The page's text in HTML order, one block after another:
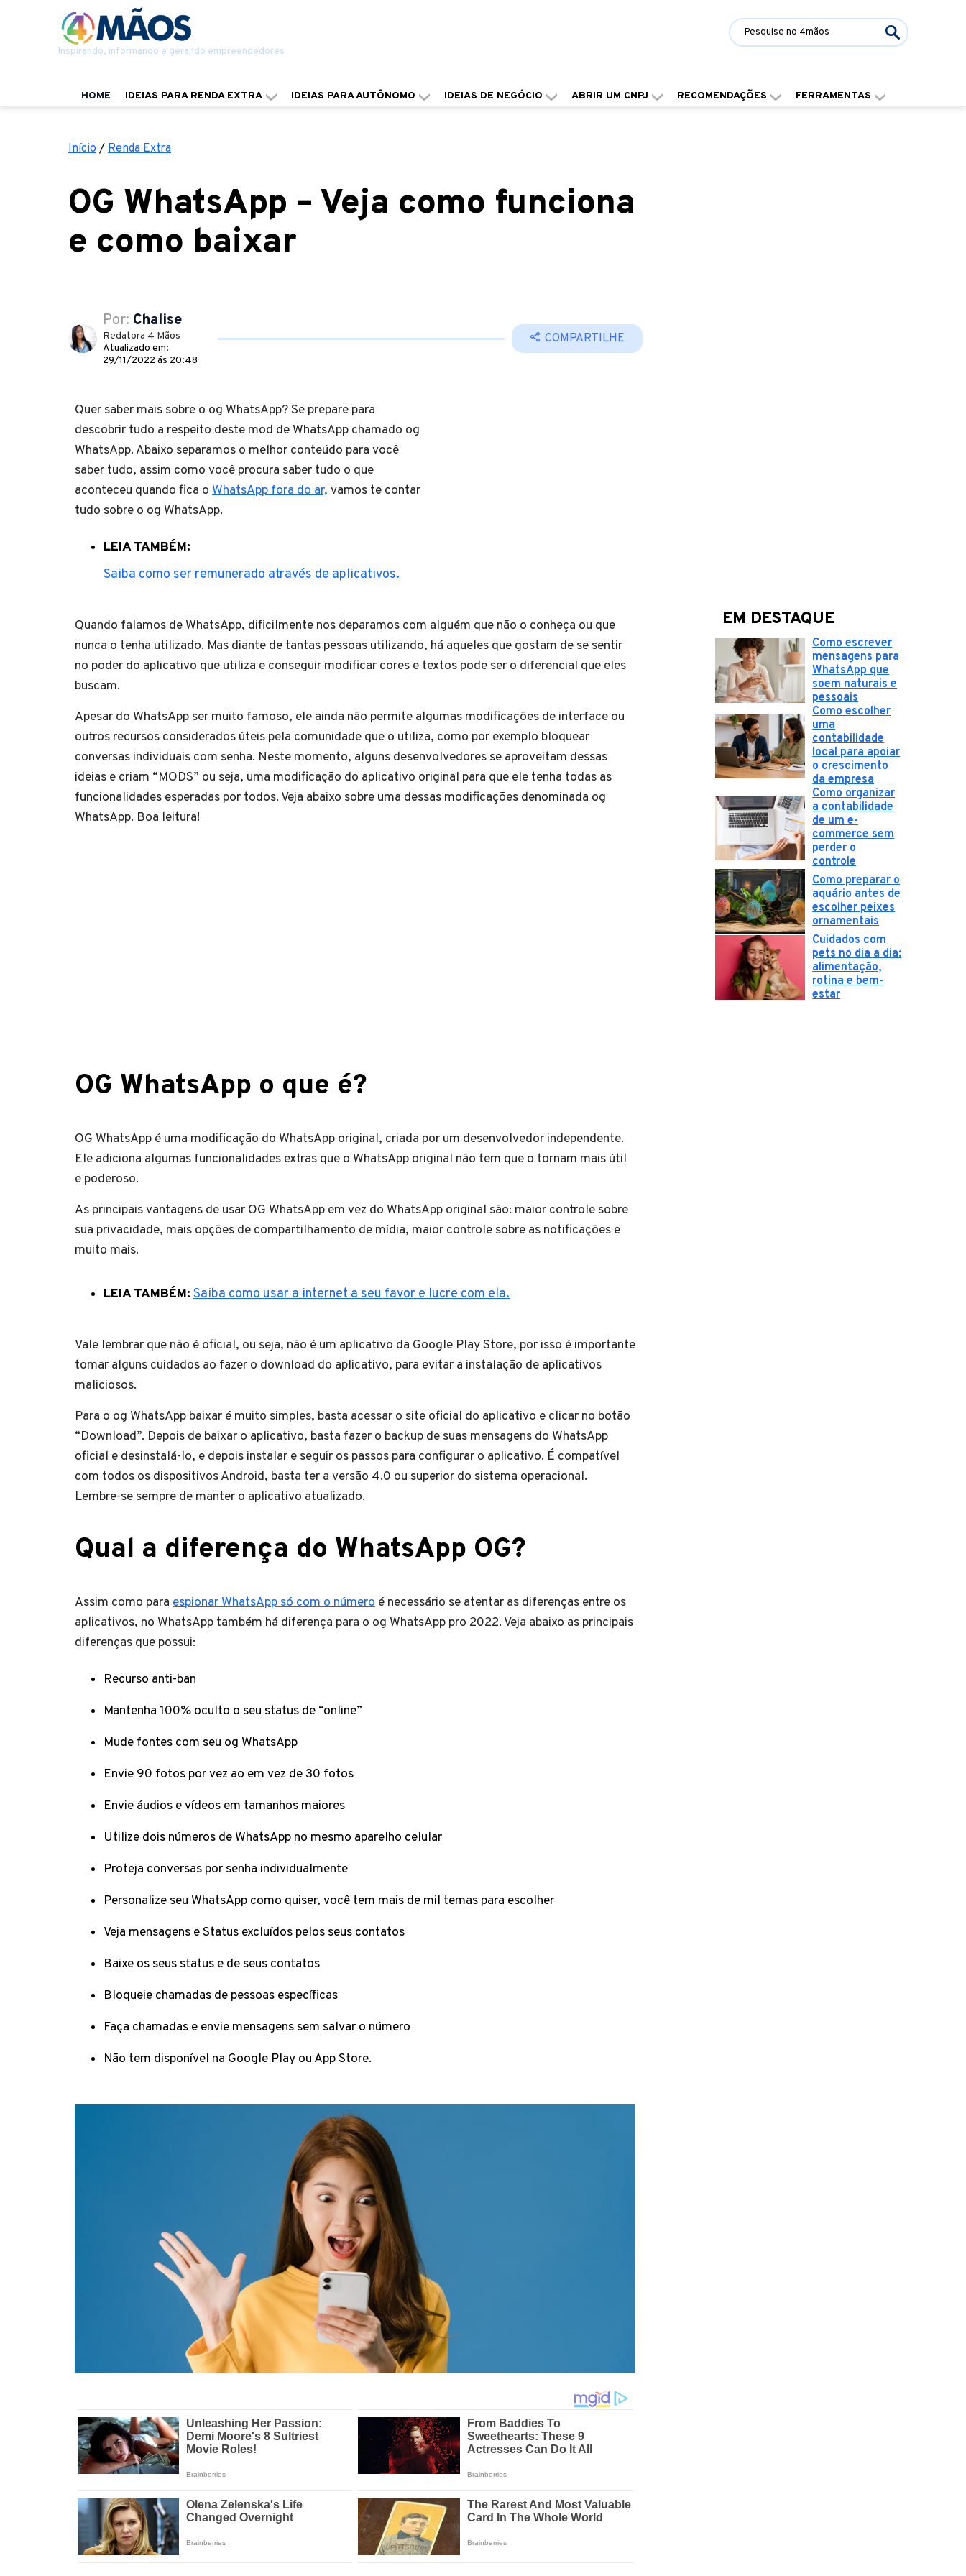
Inspirando, informando e gerando empreendedores
HOME IDEIAS PARA RENDA EXTRA IDEIAS PARA AUTÔNOMO IDEIAS DE NEGÓCIO ABRIR UM CNPJ RECOMENDAÇÕES FERRAMENTAS
Início / Renda Extra
OG WhatsApp – Veja como funciona
e como baixar
Por: Chalise
Redatora 4 Mãos
Atualizado em:
29/11/2022 ás 20:48
COMPARTILHE
Quer saber mais sobre o og WhatsApp? Se prepare para
descobrir tudo a respeito deste mod de WhatsApp chamado og
WhatsApp. Abaixo separamos o melhor conteúdo para você
saber tudo, assim como você procura saber tudo o que
aconteceu quando fica o WhatsApp fora do ar, vamos te contar
tudo sobre o og WhatsApp.
LEIA TAMBÉM:
Saiba como ser remunerado através de aplicativos.
Quando falamos de WhatsApp, dificilmente nos deparamos com alguém que não o conheça ou que
nunca o tenha utilizado. Mas diante de tantas pessoas utilizando, há aqueles que gostam de se sentir
no poder do aplicativo que utiliza e conseguir modificar cores e textos pode ser o diferencial que eles
buscam.
Apesar do WhatsApp ser muito famoso, ele ainda não permite algumas modificações de interface ou
outros recursos considerados úteis pela comunidade que o utiliza, como por exemplo bloquear
conversas individuais com senha. Neste momento, alguns desenvolvedores se aproveitam dessas
ideias e criam “MODS” ou seja, uma modificação do aplicativo original para que ele tenha todas as
funcionalidades esperadas por todos. Veja abaixo sobre uma dessas modificações denominada og
WhatsApp. Boa leitura!
OG WhatsApp o que é?
OG WhatsApp é uma modificação do WhatsApp original, criada por um desenvolvedor independente.
Ele adiciona algumas funcionalidades extras que o WhatsApp original não tem que o tornam mais útil
e poderoso.
As principais vantagens de usar OG WhatsApp em vez do WhatsApp original são: maior controle sobre
sua privacidade, mais opções de compartilhamento de mídia, maior controle sobre as notificações e
muito mais.
LEIA TAMBÉM: Saiba como usar a internet a seu favor e lucre com ela.
Vale lembrar que não é oficial, ou seja, não é um aplicativo da Google Play Store, por isso é importante
tomar alguns cuidados ao fazer o download do aplicativo, para evitar a instalação de aplicativos
maliciosos.
Para o og WhatsApp baixar é muito simples, basta acessar o site oficial do aplicativo e clicar no botão
“Download”. Depois de baixar o aplicativo, basta fazer o backup de suas mensagens do WhatsApp
oficial e desinstalá-lo, e depois instalar e seguir os passos para configurar o aplicativo. É compatível
com todos os dispositivos Android, basta ter a versão 4.0 ou superior do sistema operacional.
Lembre-se sempre de manter o aplicativo atualizado.
Qual a diferença do WhatsApp OG?
Assim como para espionar WhatsApp só com o número é necessário se atentar as diferenças entre os
aplicativos, no WhatsApp também há diferença para o og WhatsApp pro 2022. Veja abaixo as principais
diferenças que possui:
Recurso anti-ban
Mantenha 100% oculto o seu status de “online”
Mude fontes com seu og WhatsApp
Envie 90 fotos por vez ao em vez de 30 fotos
Envie áudios e vídeos em tamanhos maiores
Utilize dois números de WhatsApp no mesmo aparelho celular
Proteja conversas por senha individualmente
Personalize seu WhatsApp como quiser, você tem mais de mil temas para escolher
Veja mensagens e Status excluídos pelos seus contatos
Baixe os seus status e de seus contatos
Bloqueie chamadas de pessoas específicas
Faça chamadas e envie mensagens sem salvar o número
Não tem disponível na Google Play ou App Store.
EM DESTAQUE
Como escrever
mensagens para
WhatsApp que
soem naturais e
pessoais
Como escolher
uma
contabilidade
local para apoiar
o crescimento
da empresa
Como organizar
a contabilidade
de um e-
commerce sem
perder o
controle
Como preparar o
aquário antes de
escolher peixes
ornamentais
Cuidados com
pets no dia a dia:
alimentação,
rotina e bem-
estar